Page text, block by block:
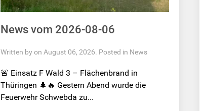
News vom 2026-08-06
Written by on August 06, 2026. Posted in News
🚨 Einsatz F Wald 3 – Flächenbrand in
Thüringen 🌲🔥 Gestern Abend wurde die
Feuerwehr Schwebda zu...